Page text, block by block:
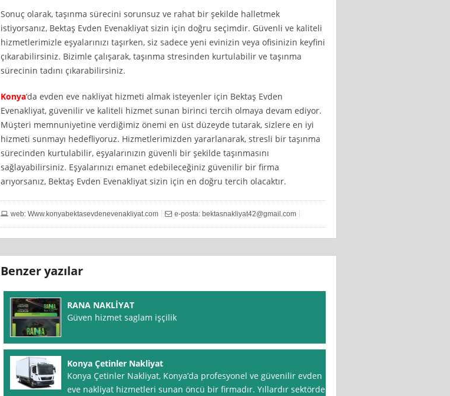
Sonuç olarak, taşınma sürecini sorunsuz ve rahat bir şekilde halletmek
istiyorsanız, Bektaş Evden Evenakliyat sizin için doğru seçimdir. Güvenli ve kaliteli
hizmetlerimizle eşyalarınızı taşırken, siz sadece yeni evinizin veya ofisinizin keyfini
çıkarabilirsiniz. Bizimle çalışarak, taşınma stresinden kurtulabilir ve taşınma
sürecinin tadını çıkarabilirsiniz.
Konya‘da evden eve nakliyat hizmeti almak isteyenler için Bektaş Evden
Evenakliyat, güvenilir ve kaliteli hizmet sunan birinci tercih olmaya devam ediyor.
Müşteri memnuniyetine verdiğimiz önemi en üst düzeyde tutarak, sizlere en iyi
hizmeti sunmayı hedefliyoruz. Hizmetlerimizden yararlanarak, stresli bir taşınma
sürecinden kurtulabilir, eşyalarınızın güvenli bir şekilde taşınmasını
sağlayabilirsiniz. Eşyalarınızı emanet edebileceğiniz güvenilir bir firma
arıyorsanız, Bektaş Evden Evenakliyat sizin için en doğru tercih olacaktır.
web: Www.konyabektasevdenevenakliyat.com e-posta: bektasnakliyat42@gmail.com
Benzer yazılar
RANA NAKLİYAT
Güven hizmet saglam işçilik
Konya Çetinler Nakliyat
Konya Çetinler Nakliyat, Konya’da profesyonel ve güvenilir evden
eve nakliyat hizmetleri sunan öncü bir firmadır. Yıllardır sektörde